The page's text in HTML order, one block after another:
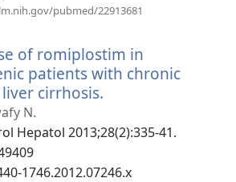
pubmed/22913681
口）
of romiplostim in
patients with chronic
cirrhosis.
新
口）
N.
Hepatol 2013;28(2):335-41.
1746.2012.07246.x